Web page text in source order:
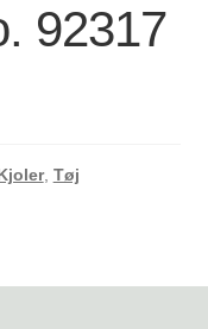
92317
, Tøj